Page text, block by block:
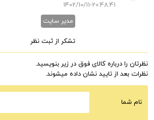
1402/10/11-20:48:41
مدیر سایت
تشکر از ثبت نظر
نظرتان را درباره کالای فوق در زیر بنویسید.
نظرات بعد از تایید نشان داده میشوند.
نام شما